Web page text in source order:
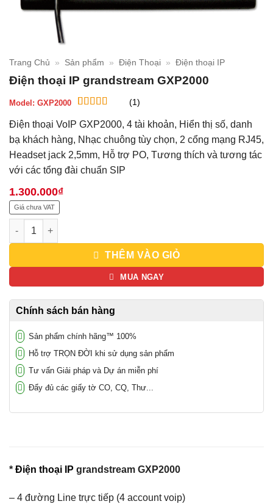
Trang Chủ » Sản phẩm » Điện Thoại » Điện thoại IP
Điện thoại IP grandstream GXP2000
Model: GXP2000
trênđánh
giá
(1)
Điện thoại VoIP GXP2000, 4 tài khoản, Hiển thị số, danh
bạ khách hàng, Nhạc chuông tùy chọn, 2 cổng mạng RJ45,
Headset jack 2,5mm, Hỗ trợ PO, Tương thích và tương tác
với các tổng đài chuẩn SIP
1.300.000₫
Giá chưa VAT
Điện thoại IP grandstream GXP2000 số lượng
THÊM VÀO GIỎ
MUA NGAY
Chính sách bán hàng
Sản phẩm chính hãng™ 100%
Hỗ trợ TRỌN ĐỜI khi sử dụng sản phẩm
Tư vấn Giải pháp và Dự án miễn phí
Đẩy đủ các giấy tờ CO, CQ, Thư...
* Điện thoại IP grandstream GXP2000
– 4 đường Line trực tiếp (4 account voip)